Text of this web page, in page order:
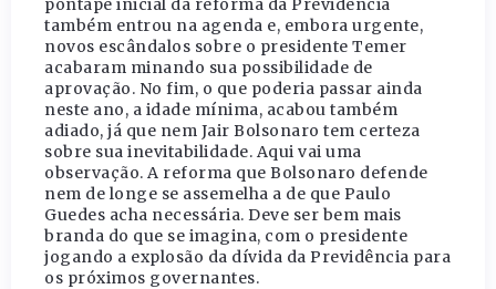
pontapé inicial da reforma da Previdência
também entrou na agenda e, embora urgente,
novos escândalos sobre o presidente Temer
acabaram minando sua possibilidade de
aprovação. No fim, o que poderia passar ainda
neste ano, a idade mínima, acabou também
adiado, já que nem Jair Bolsonaro tem certeza
sobre sua inevitabilidade. Aqui vai uma
observação. A reforma que Bolsonaro defende
nem de longe se assemelha a de que Paulo
Guedes acha necessária. Deve ser bem mais
branda do que se imagina, com o presidente
jogando a explosão da dívida da Previdência para
os próximos governantes.